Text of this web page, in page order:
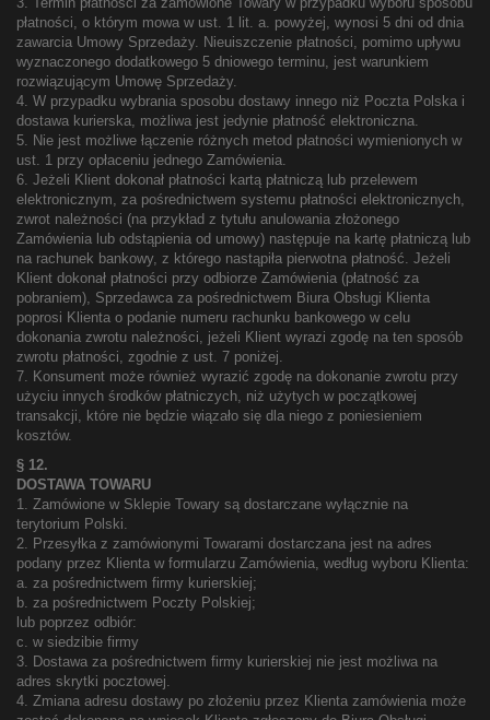
płatności, o którym mowa w ust. 1 lit. a. powyżej, wynosi 5 dni od dnia
zawarcia Umowy Sprzedaży. Nieuiszczenie płatności, pomimo upływu
wyznaczonego dodatkowego 5 dniowego terminu, jest warunkiem
rozwiązującym Umowę Sprzedaży.
4. W przypadku wybrania sposobu dostawy innego niż Poczta Polska i
dostawa kurierska, możliwa jest jedynie płatność elektroniczna.
5. Nie jest możliwe łączenie różnych metod płatności wymienionych w
ust. 1 przy opłaceniu jednego Zamówienia.
6. Jeżeli Klient dokonał płatności kartą płatniczą lub przelewem
elektronicznym, za pośrednictwem systemu płatności elektronicznych,
zwrot należności (na przykład z tytułu anulowania złożonego
Zamówienia lub odstąpienia od umowy) następuje na kartę płatniczą lub
na rachunek bankowy, z którego nastąpiła pierwotna płatność. Jeżeli
Klient dokonał płatności przy odbiorze Zamówienia (płatność za
pobraniem), Sprzedawca za pośrednictwem Biura Obsługi Klienta
poprosi Klienta o podanie numeru rachunku bankowego w celu
dokonania zwrotu należności, jeżeli Klient wyrazi zgodę na ten sposób
zwrotu płatności, zgodnie z ust. 7 poniżej.
7. Konsument może również wyrazić zgodę na dokonanie zwrotu przy
użyciu innych środków płatniczych, niż użytych w początkowej
transakcji, które nie będzie wiązało się dla niego z poniesieniem
kosztów.
§ 12.
DOSTAWA TOWARU
1. Zamówione w Sklepie Towary są dostarczane wyłącznie na
terytorium Polski.
2. Przesyłka z zamówionymi Towarami dostarczana jest na adres
podany przez Klienta w formularzu Zamówienia, według wyboru Klienta:
a. za pośrednictwem firmy kurierskiej;
b. za pośrednictwem Poczty Polskiej;
lub poprzez odbiór:
c. w siedzibie firmy
3. Dostawa za pośrednictwem firmy kurierskiej nie jest możliwa na
adres skrytki pocztowej.
4. Zmiana adresu dostawy po złożeniu przez Klienta zamówienia może